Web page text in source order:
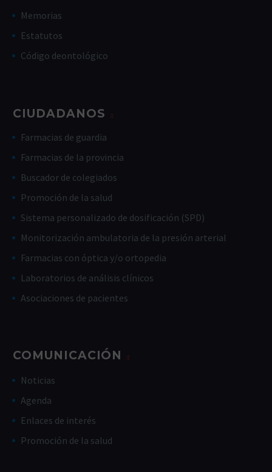
Memorias
Estatutos
Código deontológico
CIUDADANOS
Farmacias de guardia
Farmacias de la provincia
Buscador de colegiados
Promoción de la salud
Sistema personalizado de dosificación (SPD)
Monitorización ambulatoria de la presión arterial
Farmacias con óptica y/o ortopedia
Laboratorios de análisis clínicos
Asociaciones de pacientes
COMUNICACIÓN
Noticias
Agenda
Enlaces de interés
Promoción de la salud